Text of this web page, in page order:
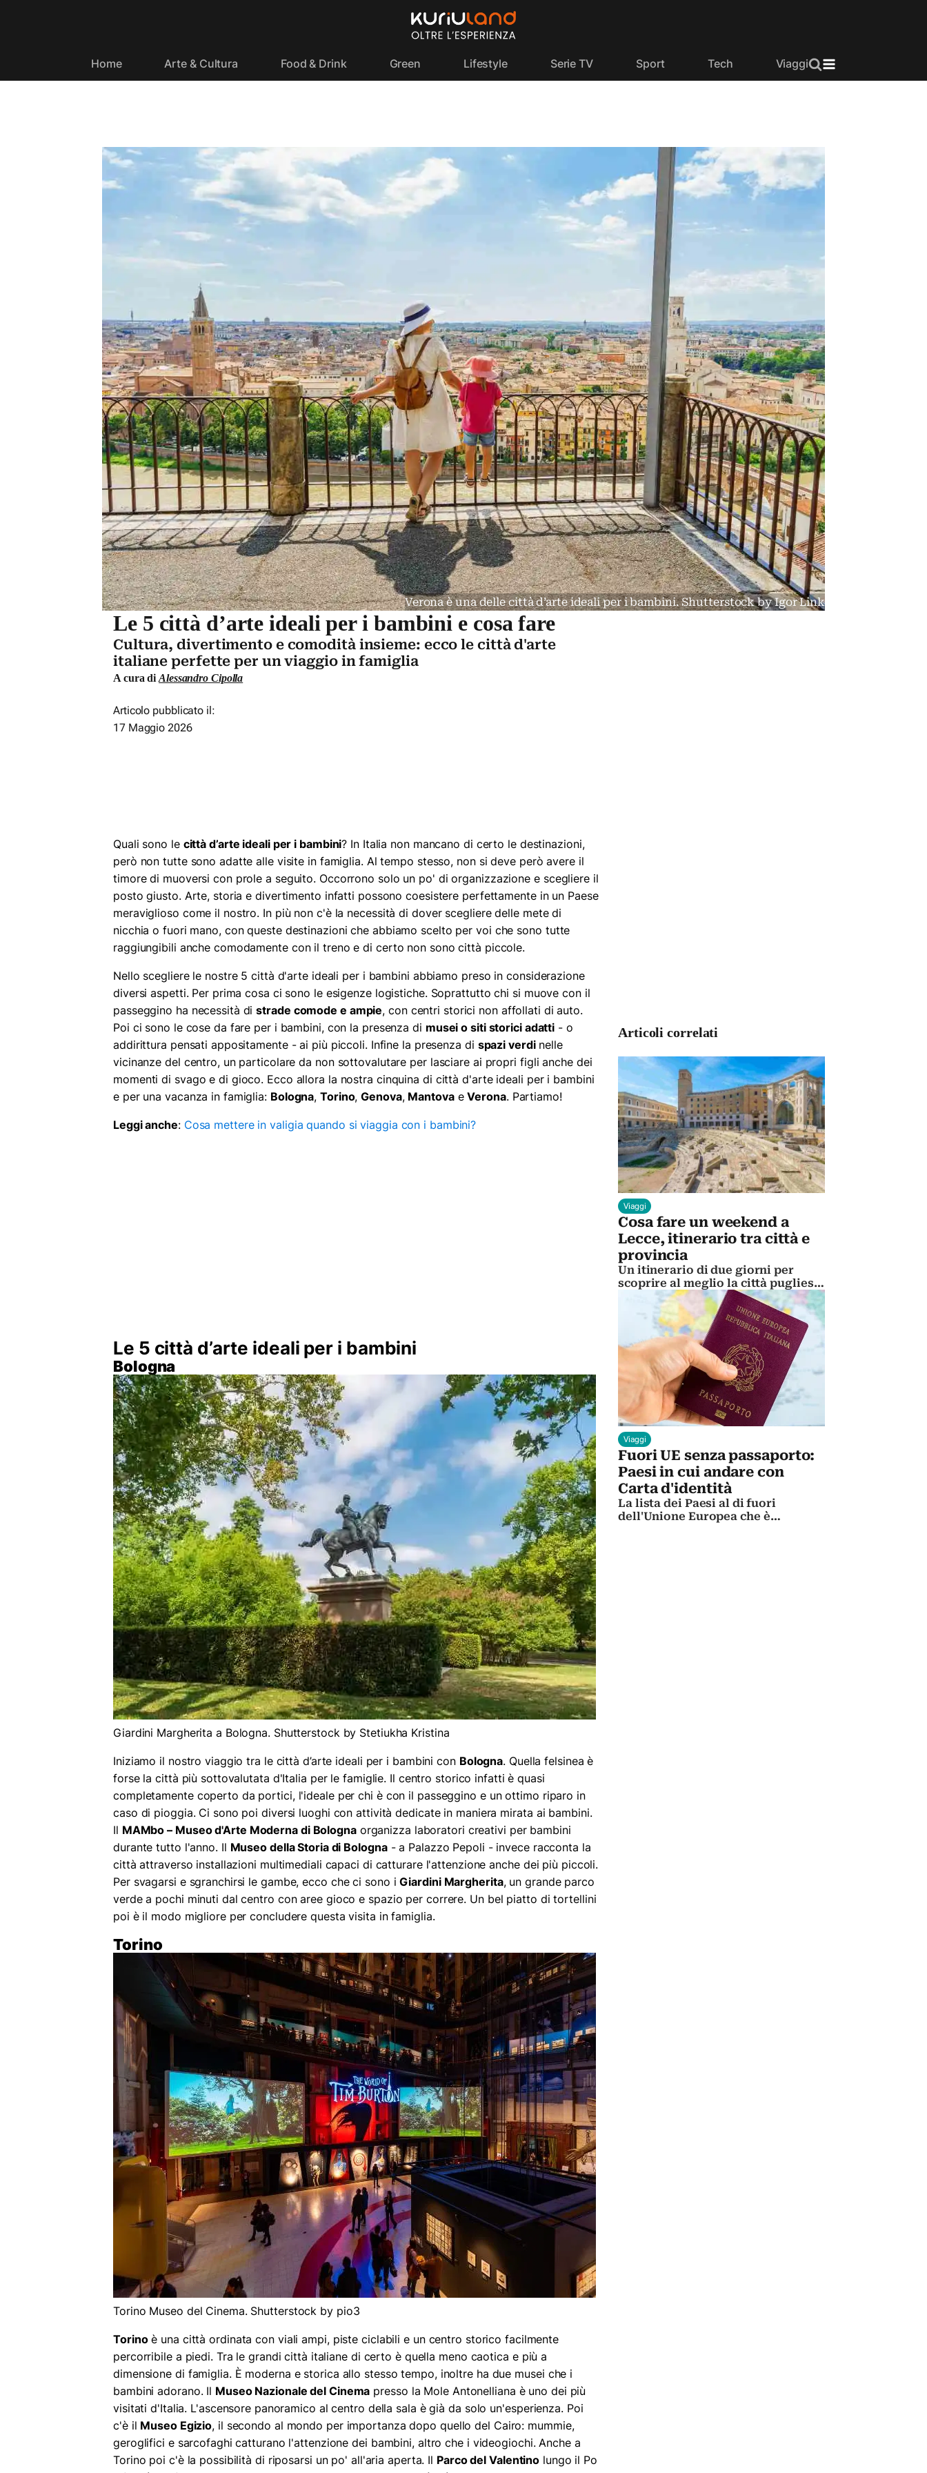
Home Arte & Cultura Food & Drink Green Lifestyle Serie TV Sport Tech Viaggi
Verona è una delle città d’arte ideali per i bambini. Shutterstock by Igor Link
Le 5 città d’arte ideali per i bambini e cosa fare
Cultura, divertimento e comodità insieme: ecco le città d'arte
italiane perfette per un viaggio in famiglia
A cura di Alessandro Cipolla
Articolo pubblicato il:
17 Maggio 2026
Quali sono le città d’arte ideali per i bambini? In Italia non mancano di certo le destinazioni,
però non tutte sono adatte alle visite in famiglia. Al tempo stesso, non si deve però avere il
timore di muoversi con prole a seguito. Occorrono solo un po' di organizzazione e scegliere il
posto giusto. Arte, storia e divertimento infatti possono coesistere perfettamente in un Paese
meraviglioso come il nostro. In più non c'è la necessità di dover scegliere delle mete di
nicchia o fuori mano, con queste destinazioni che abbiamo scelto per voi che sono tutte
raggiungibili anche comodamente con il treno e di certo non sono città piccole.
Nello scegliere le nostre 5 città d'arte ideali per i bambini abbiamo preso in considerazione
diversi aspetti. Per prima cosa ci sono le esigenze logistiche. Soprattutto chi si muove con il
passeggino ha necessità distrade comode e ampie, con centri storici non affollati di auto.
Poi ci sono le cose da fare per i bambini, con la presenza di musei o siti storici adatti - o
addirittura pensati appositamente - ai più piccoli. Infine la presenza di spazi verdinelle
vicinanze del centro, un particolare da non sottovalutare per lasciare ai propri figli anche dei
momenti di svago e di gioco. Ecco allora la nostra cinquina di città d'arte ideali per i bambini
e per una vacanza in famiglia: Bologna,Torino,Genova, MantovaeVerona. Partiamo!
Leggi anche: Cosa mettere in valigia quando si viaggia con i bambini?
Le 5 città d’arte ideali per i bambini
Bologna
Giardini Margherita a Bologna. Shutterstock by Stetiukha Kristina
Iniziamo il nostro viaggio tra le città d’arte ideali per i bambini con Bologna. Quella felsinea è
forse la città più sottovalutata d'Italia per le famiglie. Il centro storico infatti è quasi
completamente coperto da portici, l'ideale per chi è con il passeggino e un ottimo riparo in
caso di pioggia. Ci sono poi diversi luoghi con attività dedicate in maniera mirata ai bambini.
Il MAMbo – Museo d'Arte Moderna di Bolognaorganizza laboratori creativi per bambini
durante tutto l'anno. Il Museo della Storia di Bologna- a Palazzo Pepoli - invece racconta la
città attraverso installazioni multimediali capaci di catturare l'attenzione anche dei più piccoli.
Per svagarsi e sgranchirsi le gambe, ecco che ci sono iGiardini Margherita, un grande parco
verde a pochi minuti dal centro con aree gioco e spazio per correre. Un bel piatto di tortellini
poi è il modo migliore per concludere questa visita in famiglia.
Torino
Torino Museo del Cinema. Shutterstock by pio3
Torinoè una città ordinata con viali ampi, piste ciclabili e un centro storico facilmente
percorribile a piedi. Tra le grandi città italiane di certo è quella meno caotica e più a
dimensione di famiglia. È moderna e storica allo stesso tempo, inoltre ha due musei che i
bambini adorano. Il Museo Nazionale del Cinema presso la Mole Antonelliana è uno dei più
visitati d'Italia. L'ascensore panoramico al centro della sala è già da solo un'esperienza. Poi
c'è il Museo Egizio, il secondo al mondo per importanza dopo quello del Cairo: mummie,
geroglifici e sarcofaghi catturano l'attenzione dei bambini, altro che i videogiochi. Anche a
Torino poi c'è la possibilità di riposarsi un po' all'aria aperta. Il Parco del Valentino lungo il Po
Articoli correlati
Viaggi
Cosa fare un weekend a
Lecce, itinerario tra città e
provincia
Un itinerario di due giorni per
scoprire al meglio la città pugliese
nota come la Firenze del sud
Viaggi
Fuori UE senza passaporto:
Paesi in cui andare con
Carta d'identità
La lista dei Paesi al di fuori
dell'Unione Europea che è